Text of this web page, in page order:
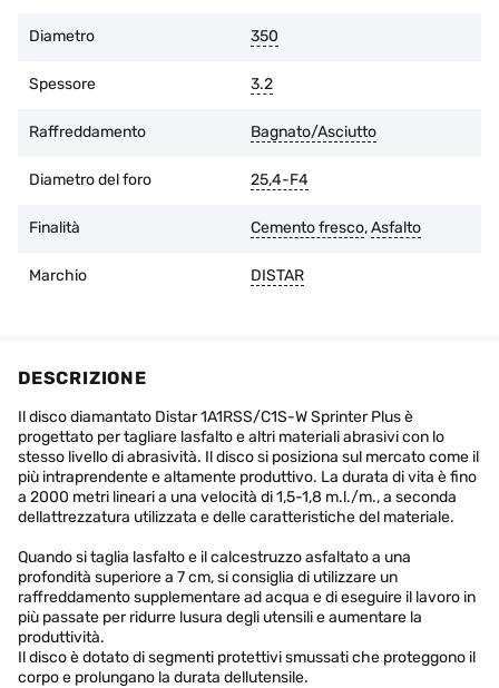
dell'altezza iniziale.
acquisto, se l'imballaggio originale è intatto e non ci sono
Diametro 350
Spessore 3.2
Raffreddamento Bagnato/Asciutto
Diametro del foro 25,4-F4
Finalità Cemento fresco,Asfalto
Marchio DISTAR
DESCRIZIONE
Il disco diamantato Distar 1A1RSS/C1S-W Sprinter Plus è
progettato per tagliare lasfalto e altri materiali abrasivi con lo
stesso livello di abrasività. Il disco si posiziona sul mercato come il
più intraprendente e altamente produttivo. La durata di vita è fino
a 2000 metri lineari a una velocità di 1,5-1,8 m.l./m., a seconda
dellattrezzatura utilizzata e delle caratteristiche del materiale.
Quando si taglia lasfalto e il calcestruzzo asfaltato a una
profondità superiore a 7 cm, si consiglia di utilizzare un
raffreddamento supplementare ad acqua e di eseguire il lavoro in
più passate per ridurre lusura degli utensili e aumentare la
produttività.
Il disco è dotato di segmenti protettivi smussati che proteggono il
corpo e prolungano la durata dellutensile.